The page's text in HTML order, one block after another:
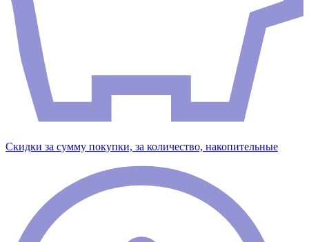
Скидки за сумму покупки, за количество, накопительные